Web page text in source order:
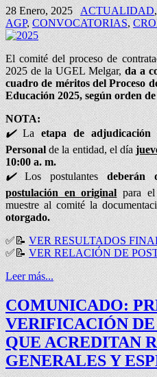
28 Enero, 2025 ACTUALIDAD,
AGP,CONVOCATORIAS,
El comité del proceso de
2025 de la UGEL Melgar,da a
cuadro de méritos del Proceso
Educación 2025, según orden
NOTA:
✔️Laetapa de adjudicación
Personalde la entidad, el día
10:00 a. m.
✔️Los postulantes
postulación en originalpara
muestre al comité la
otorgado.
✅📝VER RESULTADOS
✅📝VER RELACIÓN DE
Leer más...
COMUNICADO:
VERIFICACIÓN
QUE ACREDITAN
GENERALES Y